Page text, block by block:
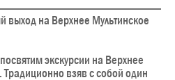
выход на Верхнее Мультинское
экскурсии на Верхнее
Традиционно взяв с собой один